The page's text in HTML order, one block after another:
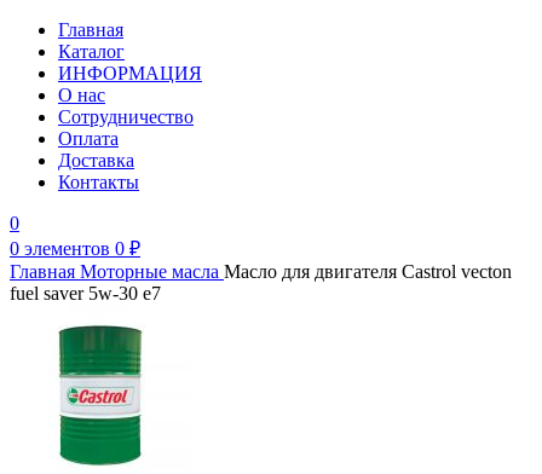
Главная
Каталог
ИНФОРМАЦИЯ
О нас
Сотрудничество
Оплата
Доставка
Контакты
0
0 элементов 0 ₽
Главная Моторные масла Масло для двигателя Castrol vecton
fuel saver 5w-30 e7